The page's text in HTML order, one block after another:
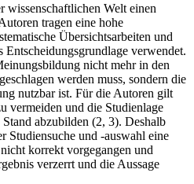
wissenschaftlichen Welt einen
tragen eine hohe
Übersichtsarbeiten und
Entscheidungsgrundlage verwendet.
nicht mehr in den
werden muss, sondern die
nutzbar ist. Für die Autoren gilt
vermeiden und die Studienlage
abzubilden (2, 3). Deshalb
Studiensuche und -auswahl eine
korrekt vorgegangen und
verzerrt und die Aussage